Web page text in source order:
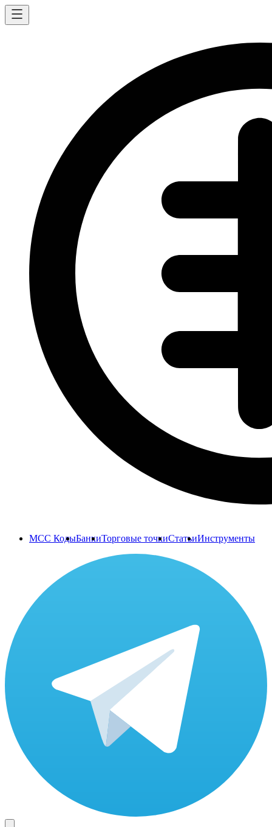
MCC КодыБанкиТорговые точкиСтатьиИнструменты